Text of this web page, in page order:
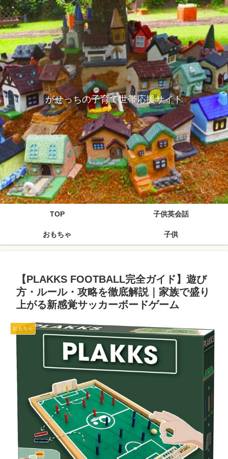
がせっちの子育て世帯応援サイト
TOP 子供英会話
おもちゃ 子供
【PLAKKS FOOTBALL完全ガイド】遊び
方・ルール・攻略を徹底解説｜家族で盛り
上がる新感覚サッカーボードゲーム
おもちゃ